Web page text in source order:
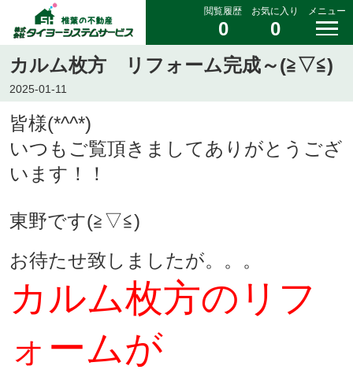
閲覧履歴
0
お気に入り
0
メニュー
カルム枚方 リフォーム完成～(≧▽≦)
2025-01-11
皆様(*^^*)
いつもご覧頂きましてありがとうござ
います！！
東野です(≧▽≦)
お待たせ致しましたが。。。
カルム枚方のリフ
ォームが